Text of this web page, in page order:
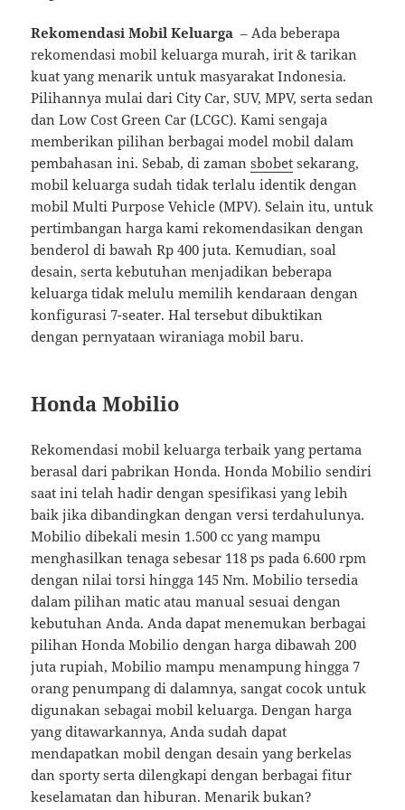
Rekomendasi Mobil Keluarga – Ada beberapa
rekomendasi mobil keluarga murah, irit & tarikan
kuat yang menarik untuk masyarakat Indonesia.
Pilihannya mulai dari City Car, SUV, MPV, serta sedan
dan Low Cost Green Car (LCGC). Kami sengaja
memberikan pilihan berbagai model mobil dalam
pembahasan ini. Sebab, di zamansbobet sekarang,
mobil keluarga sudah tidak terlalu identik dengan
mobil Multi Purpose Vehicle (MPV). Selain itu, untuk
pertimbangan harga kami rekomendasikan dengan
benderol di bawah Rp 400 juta. Kemudian, soal
desain, serta kebutuhan menjadikan beberapa
keluarga tidak melulu memilih kendaraan dengan
konfigurasi 7-seater. Hal tersebut dibuktikan
dengan pernyataan wiraniaga mobil baru.
Honda Mobilio
Rekomendasi mobil keluarga terbaik yang pertama
berasal dari pabrikan Honda. Honda Mobilio sendiri
saat ini telah hadir dengan spesifikasi yang lebih
baik jika dibandingkan dengan versi terdahulunya.
Mobilio dibekali mesin 1.500 cc yang mampu
menghasilkan tenaga sebesar 118 ps pada 6.600 rpm
dengan nilai torsi hingga 145 Nm. Mobilio tersedia
dalam pilihan matic atau manual sesuai dengan
kebutuhan Anda. Anda dapat menemukan berbagai
pilihan Honda Mobilio dengan harga dibawah 200
juta rupiah, Mobilio mampu menampung hingga 7
orang penumpang di dalamnya, sangat cocok untuk
digunakan sebagai mobil keluarga. Dengan harga
yang ditawarkannya, Anda sudah dapat
mendapatkan mobil dengan desain yang berkelas
dan sporty serta dilengkapi dengan berbagai fitur
keselamatan dan hiburan. Menarik bukan?